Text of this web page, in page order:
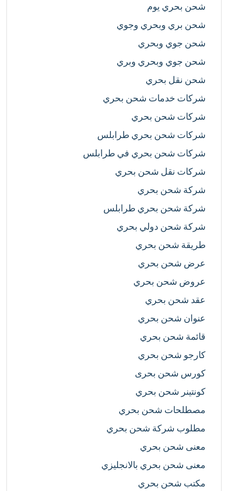
شحن بحري يوم
شحن بري وبحري وجوي
شحن جوي وبحري
شحن جوي وبحري وبري
شحن نقل بحري
شركات خدمات شحن بحري
شركات شحن بحري
شركات شحن بحري طرابلس
شركات شحن بحري في طرابلس
شركات نقل شحن بحري
شركة شحن بحري
شركة شحن بحري طرابلس
شركة شحن دولي بحري
طريقة شحن بحري
عرض شحن بحري
عروض شحن بحري
عقد شحن بحري
عنوان شحن بحري
قائمة شحن بحري
كارجو شحن بحري
كورس شحن بحرى
كونتينر شحن بحري
مصطلحات شحن بحري
مطلوب شركة شحن بحري
معنى شحن بحري
معنى شحن بحري بالانجليزي
مكتب شحن بحري